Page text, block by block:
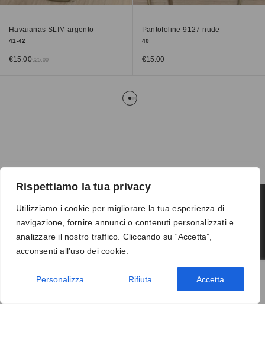
Rispettiamo la tua privacy
Utilizziamo i cookie per migliorare la tua esperienza di
navigazione, fornire annunci o contenuti personalizzati e
analizzare il nostro traffico. Cliccando su “Accetta”,
acconsenti all’uso dei cookie.
Personalizza Rifiuta Accetta
AGGIUNGI AL CARRELLO
Havaianas SLIM argento
41-42
€ 25.00
€15.00
Pantofoline 9127 nude
40
€15.00
Termini e condizioni-Privacy-Reso